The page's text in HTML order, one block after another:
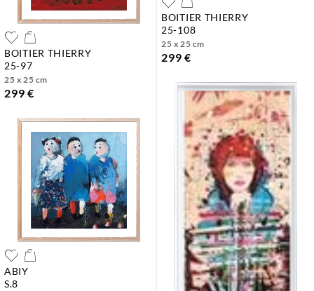
BOITIER THIERRY
25-97
25 x 25 cm
299 €
BOITIER THIERRY
25-108
25 x 25 cm
299 €
ABIY
s.8